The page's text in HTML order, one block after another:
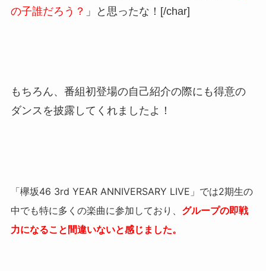
の子誰だろう？ 」と思ったな！[/char]
もちろん、番組初登場の自己紹介の際にも得意の
ダンスを披露してくれましたよ！
「欅坂46 3rd YEAR ANNIVERSARY LIVE」では2期生の
中でも特に多くの楽曲に参加しており、 グループの即戦
力になること間違いないと感じました。